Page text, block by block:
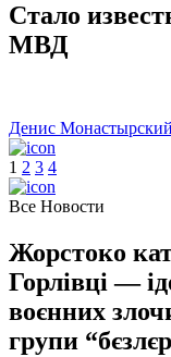
Стало
МВД
Денис Монастырский
1 2 3 4
Все Новости
Жорстоко
Горлівці —
воєнних
групи